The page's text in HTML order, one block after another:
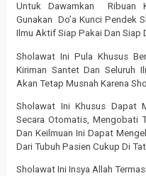
Untuk Dawamkan Ribuan
Gunakan Do’a Kunci Pendek
Ilmu Aktif Siap Pakai Dan Siap
Sholawat Ini Pula Khusus
Kiriman Santet Dan Seluruh
Akan Tetap Musnah Karena
Sholawat Ini Khusus Dapat
Secara Otomatis, Mengobati
Dan Keilmuan Ini Dapat
Dari Tubuh Pasien Cukup Di
Sholawat Ini Insya Allah